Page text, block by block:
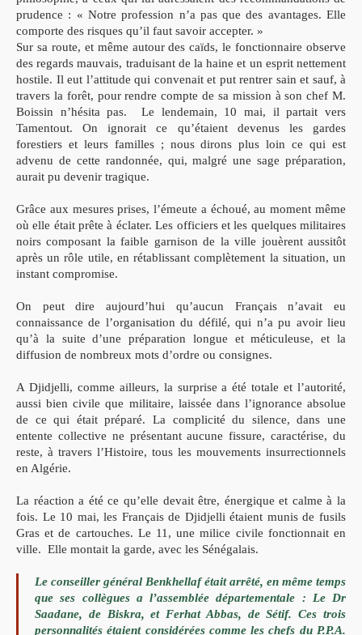
prudence : « Notre profession n’a pas que des avantages. Elle
comporte des risques qu’il faut savoir accepter. »
Sur sa route, et même autour des caïds, le fonctionnaire observe
des regards mauvais, traduisant de la haine et un esprit nettement
hostile. Il eut l’attitude qui convenait et put rentrer sain et sauf, à
travers la forêt, pour rendre compte de sa mission à son chef M.
Boissin n’hésita pas. Le lendemain, 10 mai, il partait vers
Tamentout. On ignorait ce qu’étaient devenus les gardes
forestiers et leurs familles ; nous dirons plus loin ce qui est
advenu de cette randonnée, qui, malgré une sage préparation,
aurait pu devenir tragique.
Grâce aux mesures prises, l’émeute a échoué, au moment même
où elle était prête à éclater. Les officiers et les quelques militaires
noirs composant la faible garnison de la ville jouèrent aussitôt
après un rôle utile, en rétablissant complètement la situation, un
instant compromise.
On peut dire aujourd’hui qu’aucun Français n’avait eu
connaissance de l’organisation du défilé, qui n’a pu avoir lieu
qu’à la suite d’une préparation longue et méticuleuse, et la
diffusion de nombreux mots d’ordre ou consignes.
A Djidjelli, comme ailleurs, la surprise a été totale et l’autorité,
aussi bien civile que militaire, laissée dans l’ignorance absolue
de ce qui était préparé. La complicité du silence, dans une
entente collective ne présentantaucune fissure, caractérise, du
reste, à travers l’Histoire, tous les mouvements insurrectionnels
en Algérie.
La réaction a été ce qu’elle devait être, énergique et calme à la
fois. Le 10 mai, les Français de Djidjelli étaient munis de fusils
Gras et de cartouches. Le 11, une milice civile fonctionnait en
ville. Elle montait la garde, avec les Sénégalais.
Le conseiller général Benkhellaf était arrêté, en même temps
que ses collègues a l’assemblée départementale : Le Dr
Saadane, de Biskra, et Ferhat Abbas, de Sétif. Ces trois
personnalités étaient considérées commeles chefs du P.P.A.